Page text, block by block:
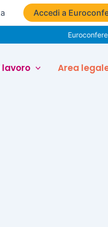
Accedi a
lavoro Area